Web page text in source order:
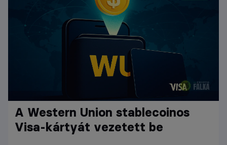
A Western Union stablecoinos
Visa-kártyát vezetett be